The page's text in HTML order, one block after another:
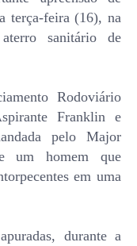
terça-feira (16), na
sanitário de
Rodoviário
Franklin e
pelo Major
um homem que
em uma
durante a